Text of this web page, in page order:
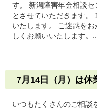
す。 新潟障害年金相談
とさせていただきます。
いたします。 ご迷惑を
しくお願いいたします。
7月14日（月）は休
いつもたくさんのご相談